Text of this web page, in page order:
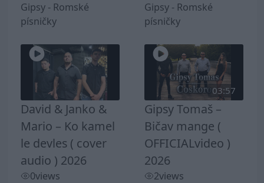
Gipsy - Romské
písničky
Gipsy - Romské
písničky
David & Janko &
Mario – Ko kamel
le devles ( cover
audio ) 2026
0views
03:57
Gipsy Tomaš –
Bičav mange (
OFFICIALvideo )
2026
2views